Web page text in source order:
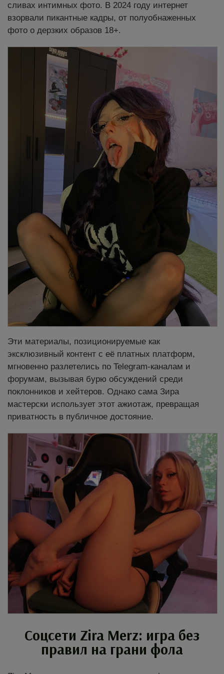
сливах интимных фото. В 2024 году интернет
взорвали пикантные кадры, от полуобнаженных
фото о дерзких образов 18+.
Эти материалы, позиционируемые как
эксклюзивный контент с её платных платформ,
мгновенно разлетелись по Telegram-каналам и
форумам, вызывая бурю обсуждений среди
поклонников и хейтеров. Однако сама Зира
мастерски использует этот ажиотаж, превращая
приватность в публичное достояние.
Соцсети Zira Merz: игра без
правил на грани фола